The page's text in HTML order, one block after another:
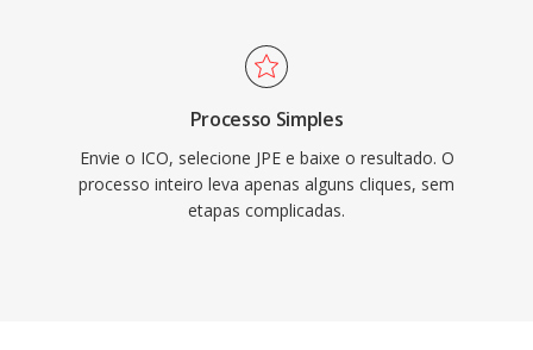
Processo Simples
Envie o ICO, selecione JPE e baixe o resultado. O
processo inteiro leva apenas alguns cliques, sem
etapas complicadas.